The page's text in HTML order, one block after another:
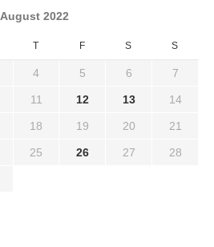
August 2022
T F S S
4 5 6 7
11 12 13 14
18 19 20 21
25 26 27 28